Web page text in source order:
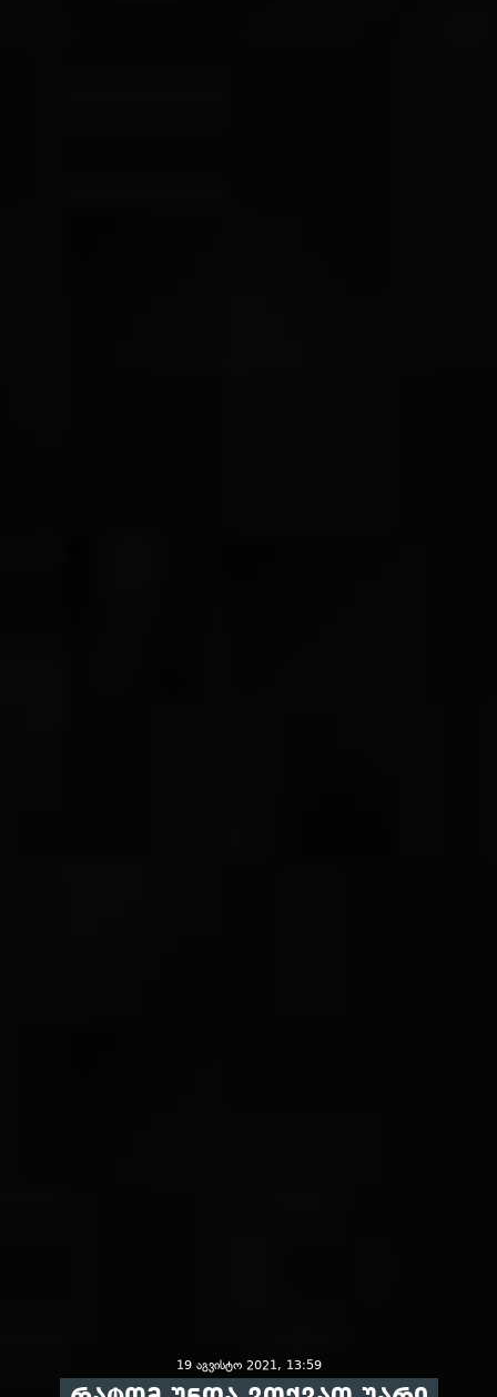
19 აგვისტო 2021, 13:59